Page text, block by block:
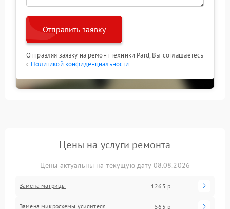
Отправить заявку
Отправляя заявку на ремонт техники Pard, Вы соглашаетесь
с Политикой конфиденциальности
Цены на услуги ремонта
Цены актуальны на текущую дату 08.08.2026
Замена матрицы 1265 р
Замена микросхемы усилителя 565 р